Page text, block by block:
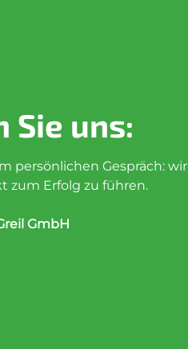
Sie uns:
persönlichen Gespräch: wir
zum Erfolg zu führen.
GmbH